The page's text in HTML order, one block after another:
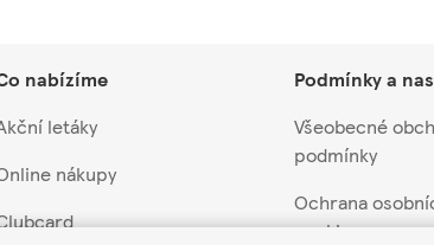
nabízíme
letáky
nákupy
Podmínky a
Všeobecné
podmínky
Ochrana
cookies